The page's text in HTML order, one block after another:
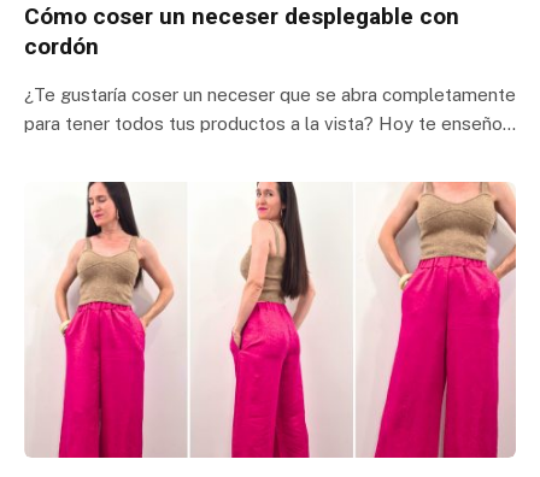
Cómo coser un neceser desplegable con
cordón
¿Te gustaría coser un neceser que se abra completamente
para tener todos tus productos a la vista? Hoy te enseño…